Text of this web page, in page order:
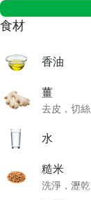
食材
香油
薑
去皮，切絲
水
糙米
洗淨，瀝乾